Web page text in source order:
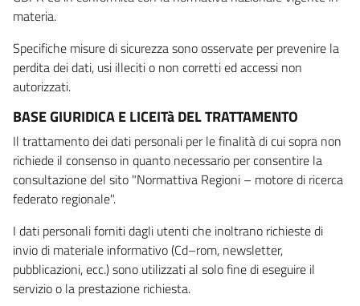
materia.
Specifiche misure di sicurezza sono osservate per prevenire la
perdita dei dati, usi illeciti o non corretti ed accessi non
autorizzati.
BASE GIURIDICA E LICEITà DEL TRATTAMENTO
Il trattamento dei dati personali per le finalità di cui sopra non
richiede il consenso in quanto necessario per consentire la
consultazione del sito "Normattiva Regioni – motore di ricerca
federato regionale".
I dati personali forniti dagli utenti che inoltrano richieste di
invio di materiale informativo (Cd–rom, newsletter,
pubblicazioni, ecc.) sono utilizzati al solo fine di eseguire il
servizio o la prestazione richiesta.